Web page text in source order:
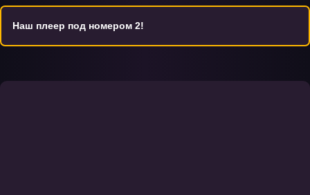
Наш плеер под номером 2!